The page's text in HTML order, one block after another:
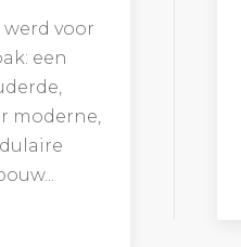
voor
een
moderne,